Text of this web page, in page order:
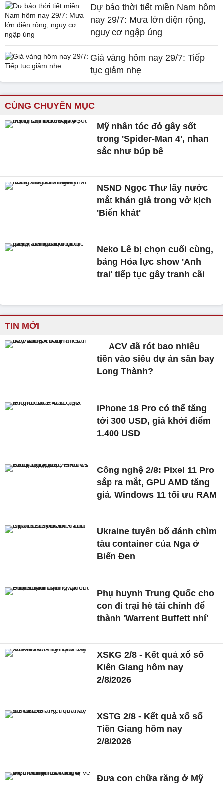
Dự báo thời tiết miền Nam hôm
nay 29/7: Mưa lớn diện rộng,
nguy cơ ngập úng
Giá vàng hôm nay 29/7: Tiếp
tục giảm nhẹ
CÙNG CHUYÊN MỤC
Mỹ nhân tóc đỏ gây sốt
trong 'Spider-Man 4', nhan
sắc như búp bê
NSND Ngọc Thư lấy nước
mắt khán giả trong vở kịch
'Biển khát'
Neko Lê bị chọn cuối cùng,
bảng Hỏa lực show 'Anh
trai' tiếp tục gây tranh cãi
TIN MỚI
ACV đã rót bao nhiêu
tiền vào siêu dự án sân bay
Long Thành?
iPhone 18 Pro có thể tăng
tới 300 USD, giá khởi điểm
1.400 USD
Công nghệ 2/8: Pixel 11 Pro
sắp ra mắt, GPU AMD tăng
giá, Windows 11 tối ưu RAM
Ukraine tuyên bố đánh chìm
tàu container của Nga ở
Biển Đen
Phụ huynh Trung Quốc cho
con đi trại hè tài chính để
thành 'Warrent Buffett nhí'
XSKG 2/8 - Kết quả xổ số
Kiên Giang hôm nay
2/8/2026
XSTG 2/8 - Kết quả xổ số
Tiền Giang hôm nay
2/8/2026
Đưa con chữa răng ở Mỹ